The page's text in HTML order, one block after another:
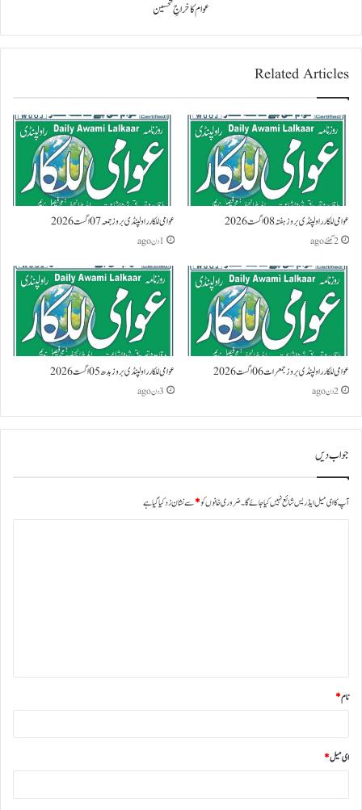
عوام کا خراجِ تحسین
Related Articles
عوامی للکار راولپنڈی بروز ہفتہ 08 اگست 2026
2 گھنٹے ago
عوامی للکار راولپنڈی بروز جمعہ 07 اگست 2026
1 دن ago
عوامی للکار راولپنڈی بروز جمعرات 06 اگست 2026
2 دن ago
عوامی للکار راولپنڈی بروز بدھ 05 اگست 2026
3 دن ago
جواب دیں
آپ کا ای میل ایڈریس شائع نہیں کیا جائے گا۔ضروری خانوں کو*سے نشان زد کیا گیا ہے
نام*
ای میل*